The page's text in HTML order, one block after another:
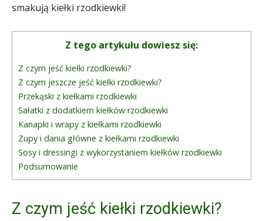
smakują kiełki rzodkiewki!
Z tego artykułu dowiesz się:
Z czym jeść kiełki rzodkiewki?
Z czym jeszcze jeść kiełki rzodkiewki?
Przekąski z kiełkami rzodkiewki
Sałatki z dodatkiem kiełków rzodkiewki
Kanapki i wrapy z kiełkami rzodkiewki
Zupy i dania główne z kiełkami rzodkiewki
Sosy i dressingi z wykorzystaniem kiełków rzodkiewki
Podsumowanie
Z czym jeść kiełki rzodkiewki?